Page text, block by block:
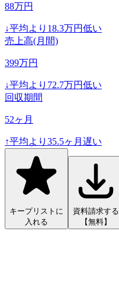
88万円
↓平均より 18.3万円低い
売上高(月間)
399万円
↓平均より 72.7万円低い
回収期間
52ヶ月
↑平均より 35.5ヶ月遅い
キープリストに
入れる
資料請求する
【無料】